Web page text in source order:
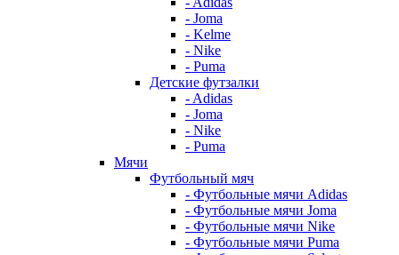
- Joma
- Kelme
- Nike
- Puma
Детские футзалки
- Adidas
- Joma
- Nike
- Puma
Мячи
Футбольный мяч
- Футбольные мячи Adidas
- Футбольные мячи Joma
- Футбольные мячи Nike
- Футбольные мячи Puma